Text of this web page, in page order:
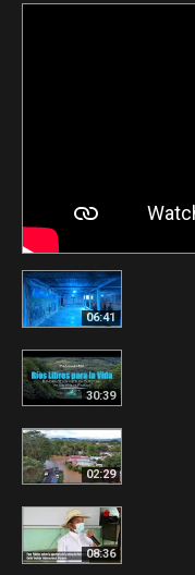
06:41
30:39
02:29
08:36